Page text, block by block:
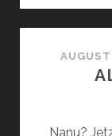
Nanu?